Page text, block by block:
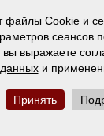
файлы Cookie и
сеансов
выражаете
и
Принять
© 2000-2026